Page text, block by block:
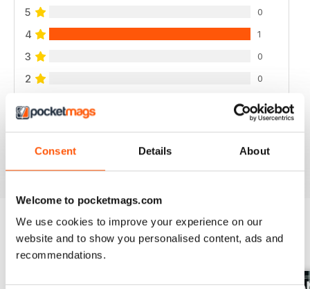
Consent Details About
Welcome to pocketmags.com
We use cookies to improve your experience on our
website and to show you personalised content, ads and
recommendations.
5 0
4 1
3 0
2 0
VISUALIZZA LE RECENSIONI
EDIZIONI INDIETRO Visualizza tutti